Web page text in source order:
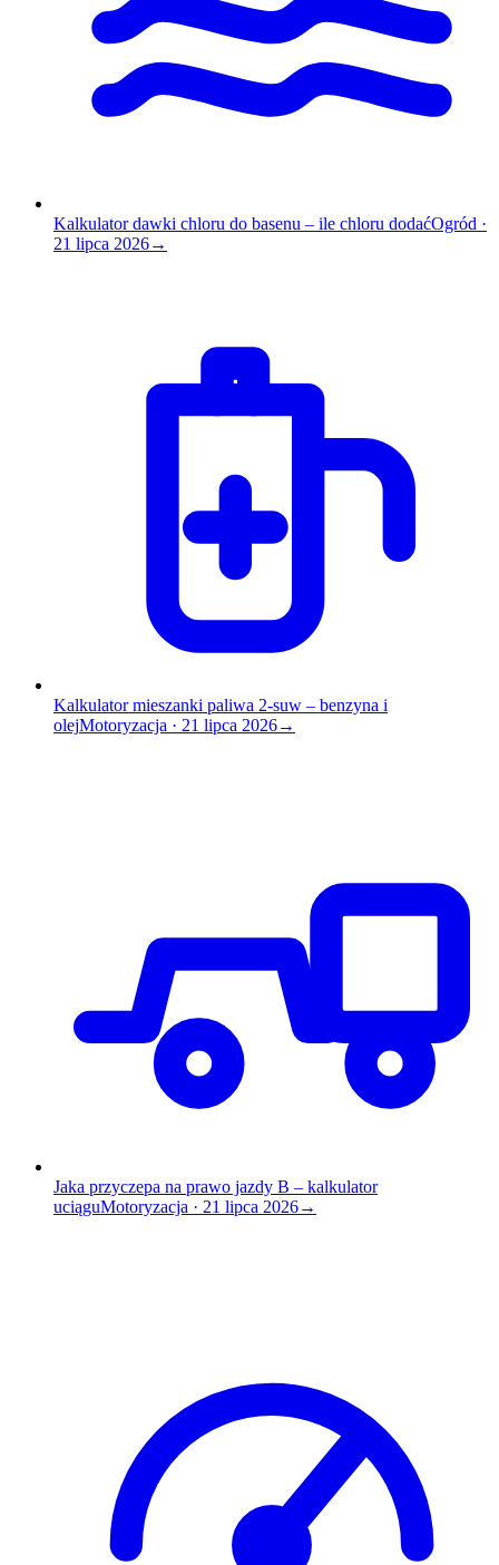
Kalkulator dawki chloru do basenu – ile chloru dodaćOgród ·
21 lipca 2026→
Kalkulator mieszanki paliwa 2-suw – benzyna i
olejMotoryzacja · 21 lipca 2026→
Jaka przyczepa na prawo jazdy B – kalkulator
uciąguMotoryzacja · 21 lipca 2026→